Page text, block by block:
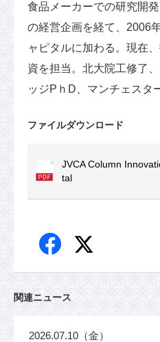
食品メーカーでの研究開
の経営企画を経て、2006
ャピタルに加わる。現在
資を担当。北大院工修了
ッジPｈD、マンチェスタ
ファイルダウンロード
JVCA Column
tal
関連ニュース
2026.07.10（金）